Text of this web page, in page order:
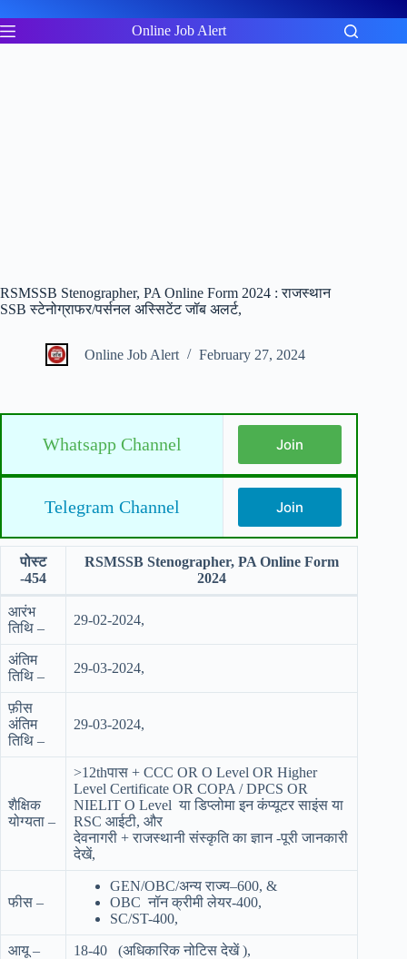
to
content
Online Job Alert
RSMSSB Stenographer, PA Online Form 2024 : राजस्थान
SSB स्टेनोग्राफर/पर्सनल अस्सिटेंट जॉब अलर्ट,
Online Job Alert February 27, 2024
Whatsapp Channel Join
Telegram Channel Join
पोस्ट
-454
RSMSSB Stenographer, PA Online Form
2024
आरंभ
तिथि –
29-02-2024,
अंतिम
तिथि –
29-03-2024,
फ़ीस
अंतिम
तिथि –
29-03-2024,
शैक्षिक
योग्यता –
>12thपास + CCC OR O Level OR Higher
Level Certificate OR COPA / DPCS OR
NIELIT O Level या डिप्लोमा इन कंप्यूटर साइंस या
RSC आईटी, और
देवनागरी + राजस्थानी संस्कृति का ज्ञान -पूरी जानकारी
देखें,
फीस –
GEN/OBC/अन्य राज्य–600, &
OBC नॉन क्रीमी लेयर-400,
SC/ST-400,
आयू – 18-40 (अधिकारिक नोटिस देखें ),